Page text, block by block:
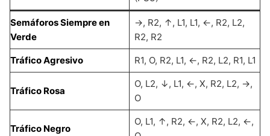
Semáforos Siempre en
Verde
→, R2, ↑, L1, L1, ←, R2, L2,
R2, R2
Tráfico Agresivo R1, O, R2, L1, ←, R2, L2, R1, L1
Tráfico Rosa
O, L2, ↓, L1, ←, X, R2, L2, →,
O
Tráfico Negro
O, L1, ↑, R2, ←, X, R2, L2, ←,